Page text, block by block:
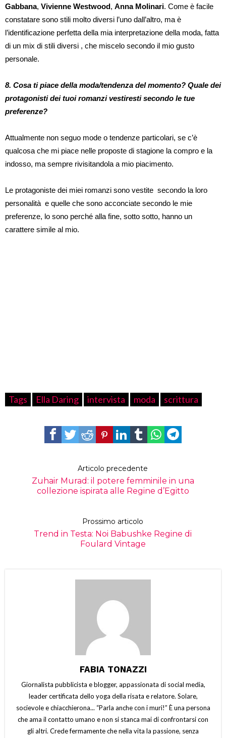
Gabbana, Vivienne Westwood, Anna Molinari. Come è facile
constatare sono stili molto diversi l’uno dall’altro, ma è
l’identificazione perfetta della mia interpretazione della moda, fatta
di un mix di stili diversi , che miscelo secondo il mio gusto
personale.
8. Cosa ti piace della moda/tendenza del momento? Quale dei
protagonisti dei tuoi romanzi vestiresti secondo le tue
preferenze?
Attualmente non seguo mode o tendenze particolari, se c’è
qualcosa che mi piace nelle proposte di stagione la compro e la
indosso, ma sempre rivisitandola a mio piacimento.
Le protagoniste dei miei romanzi sono vestite secondo la loro
personalità e quelle che sono acconciate secondo le mie
preferenze, lo sono perché alla fine, sotto sotto, hanno un
carattere simile al mio.
Tags Ella Daring intervista moda scrittura
Articolo precedente
Zuhair Murad: il potere femminile in una
collezione ispirata alle Regine d’Egitto
Prossimo articolo
Trend in Testa: Noi Babushke Regine di
Foulard Vintage
FABIA TONAZZI
Giornalista pubblicista e blogger, appassionata di social media,
leader certificata dello yoga della risata e relatore. Solare,
socievole e chiacchierona... “Parla anche con i muri!” È una persona
che ama il contatto umano e non si stanca mai di confrontarsi con
gli altri. Crede fermamente che nella vita la passione, senza